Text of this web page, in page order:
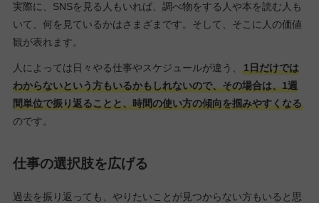
実際に、SNSを見る人もいれば、調べ物をする人や本を読む人も
いて、何を見ているかはさまざまです。そして、そこに人の価値
観が表れます。
人によっては日々やる仕事やスケジュールが違う、
1日だけでは
わからないという方もいるかもしれないので、その場合は、1週
間単位で振り返ることと、時間の使い方の傾向を掴みやすくなる
のです。
仕事の選択肢を広げる
過去を振り返っても、やりたいことが見つからない方もいると思